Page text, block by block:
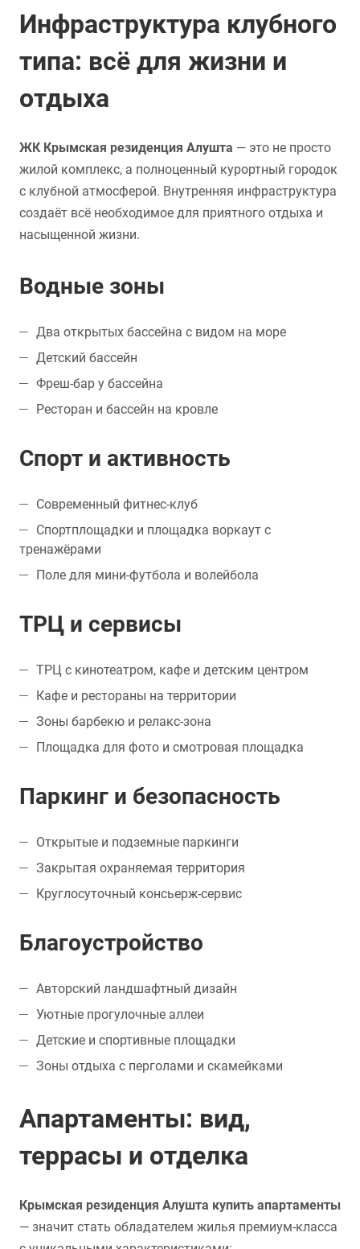
Инфраструктура клубного
типа: всё для жизни и
отдыха
ЖК Крымская резиденция Алушта — это не просто
жилой комплекс, а полноценный курортный городок
с клубной атмосферой. Внутренняя инфраструктура
создаёт всё необходимое для приятного отдыха и
насыщенной жизни.
Водные зоны
Два открытых бассейна с видом на море
Детский бассейн
Фреш-бар у бассейна
Ресторан и бассейн на кровле
Спорт и активность
Современный фитнес-клуб
Спортплощадки и площадка воркаут с
тренажёрами
Поле для мини-футбола и волейбола
ТРЦ и сервисы
ТРЦ с кинотеатром, кафе и детским центром
Кафе и рестораны на территории
Зоны барбекю и релакс-зона
Площадка для фото и смотровая площадка
Паркинг и безопасность
Открытые и подземные паркинги
Закрытая охраняемая территория
Круглосуточный консьерж-сервис
Благоустройство
Авторский ландшафтный дизайн
Уютные прогулочные аллеи
Детские и спортивные площадки
Зоны отдыха с перголами и скамейками
Апартаменты: вид,
террасы и отделка
Крымская резиденция Алушта купить апартаменты
— значит стать обладателем жилья премиум-класса